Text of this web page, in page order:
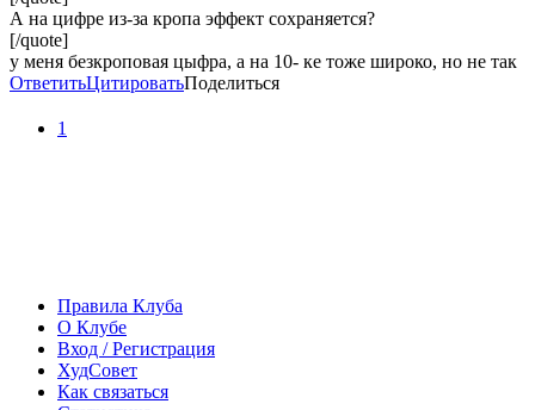
А на цифре из-за кропа эффект сохраняется?
[/quote]
у меня безкроповая цыфра, а на 10- ке тоже широко, но не так
ОтветитьЦитироватьПоделиться
1
Правила Клуба
О Клубе
Вход / Регистрация
ХудСовет
Как связаться